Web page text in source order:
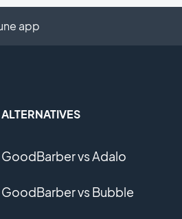
app
ALTERNATIVES
GoodBarber vs Adalo
GoodBarber vs Bubble